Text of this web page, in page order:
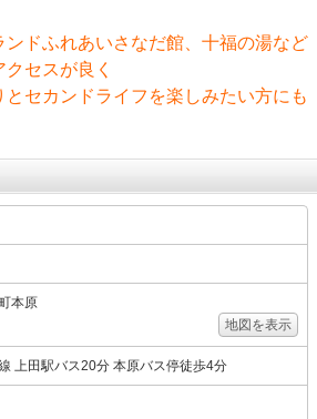
ンドふれあいさなだ館、十福の湯など
セスが良く
セカンドライフを楽しみたい方にも
本原
地図を表示
上田駅バス20分 本原バス停徒歩4分